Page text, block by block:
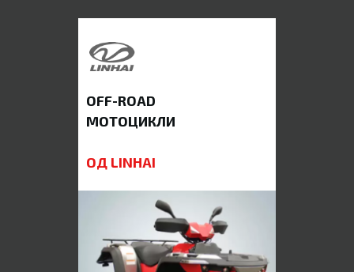
OFF-ROAD
МОТОЦИКЛИ
ОД LINHAI